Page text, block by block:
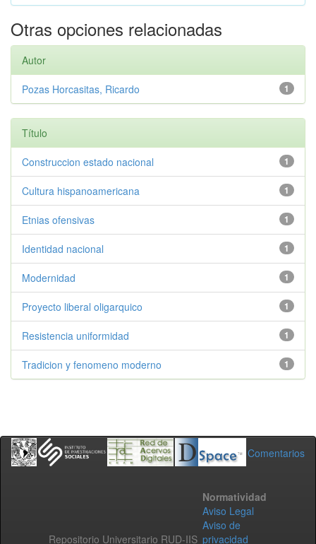
Otras opciones relacionadas
Autor
1
Pozas Horcasitas, Ricardo
Título
1
Construccion estado nacional
1
Cultura hispanoamericana
1
Etnias ofensivas
1
Identidad nacional
1
Modernidad
1
Proyecto liberal oligarquico
1
Resistencia uniformidad
1
Tradicion y fenomeno moderno
Comentarios
Repositorio Universitario RUD-IIS
Normatividad
Aviso Legal
Aviso de
privacidad